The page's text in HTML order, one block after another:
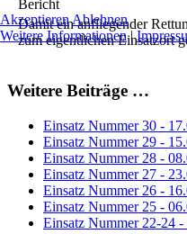
Bericht
Damit ein anfliegender
zum eigentlichen Einsatzort
Weitere Beiträge …
Einsatz Nummer 30 -
Einsatz Nummer 29 -
Einsatz Nummer 28 -
Einsatz Nummer 27 -
Einsatz Nummer 26 -
Einsatz Nummer 25 -
Einsatz Nummer 22-24
AkzeptierenAblehnen
Weitere Informationen|